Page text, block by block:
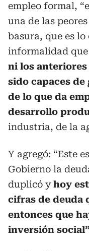
empleo formal,
una de las
basura, que es lo
informalidad que
ni los
sido capaces
de lo que da
desarrollo
industria, de la
Y agregó: “Este
Gobierno la
duplicó yhoy
cifras de deuda
entonces que
inversión